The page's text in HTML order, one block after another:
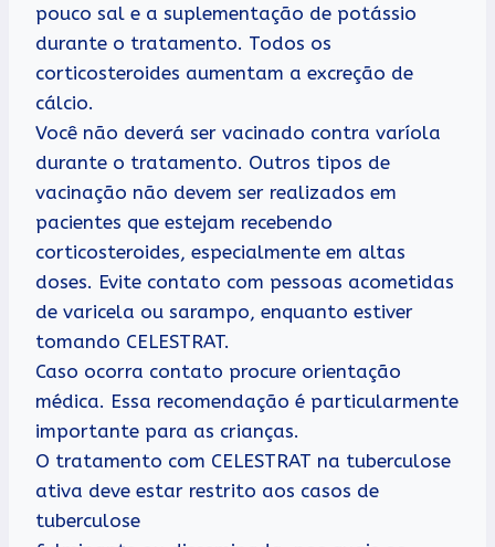
pouco sal e a suplementação de potássio
durante o tratamento. Todos os
corticosteroides aumentam a excreção de
cálcio.
Você não deverá ser vacinado contra varíola
durante o tratamento. Outros tipos de
vacinação não devem ser realizados em
pacientes que estejam recebendo
corticosteroides, especialmente em altas
doses. Evite contato com pessoas acometidas
de varicela ou sarampo, enquanto estiver
tomando CELESTRAT.
Caso ocorra contato procure orientação
médica. Essa recomendação é particularmente
importante para as crianças.
O tratamento com CELESTRAT na tuberculose
ativa deve estar restrito aos casos de
tuberculose